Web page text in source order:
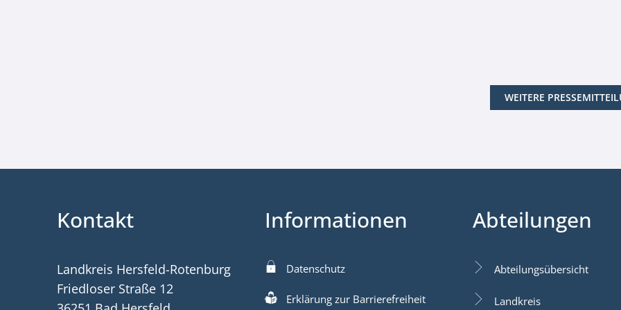
WEITERE
Kontakt
Landkreis Hersfeld-Rotenburg
Friedloser Straße 12
Informationen
Datenschutz
Erklärung zur Barrierefreiheit
Abteilungen
Abteilungsübersicht
Landkreis